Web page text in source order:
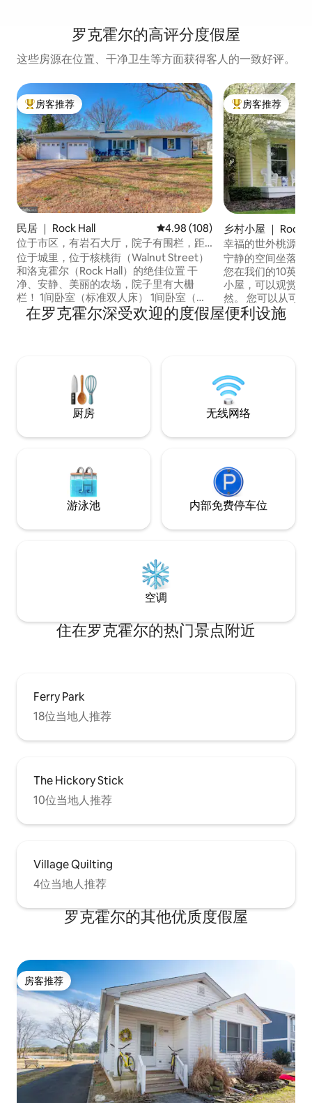
罗克霍尔的高评分度假屋
这些房源在位置、干净卫生等方面获得客人的一致好评。
热门「房客推荐」
房客推荐
民居 ｜ Rock Hall 平均评分 4.98 分（满分 5 分），
4.98 (108)
位于市区，有岩石大厅，院子有围栏，距
离水边1个街区
位于城里，位于核桃街（Walnut Street）
和洛克霍尔（Rock Hall）的绝佳位置 干
净、安静、美丽的农场，院子里有大栅
栏！ 1间卧室（标准双人床） 1间卧室（标
准双人床） 阳光房（双人）日间休息床 距
离切萨皮克湾仅1个街区。非常适合周末度
只有三个街区。步行或骑自行车即可抵达
美丽而安全的主街（1.5英里）
热门「房客推荐」
房客推荐
乡村小屋 ｜ Rock
幸福的世外桃源
宁静的空间坐落在
您在我们的10英亩
小屋，可以观赏日
然。 您可以从可爱的前廊看到鹿、兔子、
青蛙、乌龟、鸟等！ 作为一名护士，
以保证我们的房源
在罗克霍尔深受欢迎的度假屋便利设施
厨房 无线网络
游泳池 内部免费停车位
空调
住在罗克霍尔的热门景点附近
Ferry Park
18位当地人推荐
The Hickory Stick
10位当地人推荐
Village Quilting
4位当地人推荐
罗克霍尔的其他优质度假屋
房客推荐
房客推荐